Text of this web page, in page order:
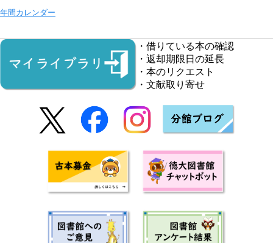
年間カレンダー
・借りている本の確認
・返却期限日の延長
・本のリクエスト
・文献取り寄せ